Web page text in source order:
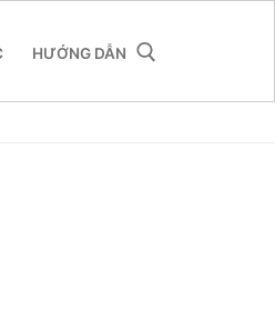
HƯỚNG DẪN